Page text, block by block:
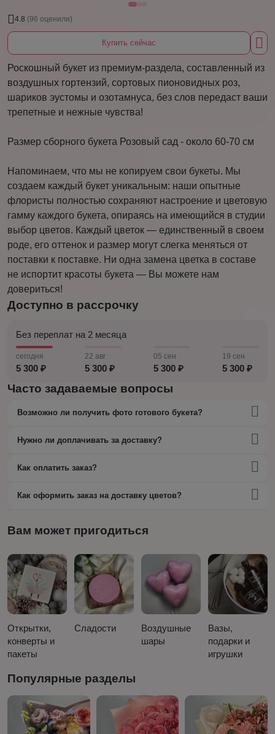
4.8 (96 оценили)
Купить сейчас
Роскошный букет из премиум-раздела, составленный из
воздушных гортензий, сортовых пионовидных роз,
шариков эустомы и озотамнуса, без слов передаст ваши
трепетные и нежные чувства!
Размер сборного букета Розовый сад - около 60-70 см
Напоминаем, что мы не копируем свои букеты. Мы
создаем каждый букет уникальным: наши опытные
флористы полностью сохраняют настроение и цветовую
гамму каждого букета, опираясь на имеющийся в студии
выбор цветов. Каждый цветок — единственный в своем
роде, его оттенок и размер могут слегка меняться от
поставки к поставке. Ни одна замена цветка в составе
не испортит красоты букета — Вы можете нам
довериться!
Доступно в рассрочку
Без переплат на 2 месяца
сегодня
5 300 ₽
22 авг
5 300 ₽
05 сен
5 300 ₽
19 сен
5 300 ₽
Часто задаваемые вопросы
Возможно ли получить фото готового букета?
Нужно ли доплачивать за доставку?
Как оплатить заказ?
Как оформить заказ на доставку цветов?
Вам может пригодиться
Открытки,
конверты и
пакеты
Сладости
Воздушные
шары
Вазы,
подарки и
игрушки
Популярные разделы